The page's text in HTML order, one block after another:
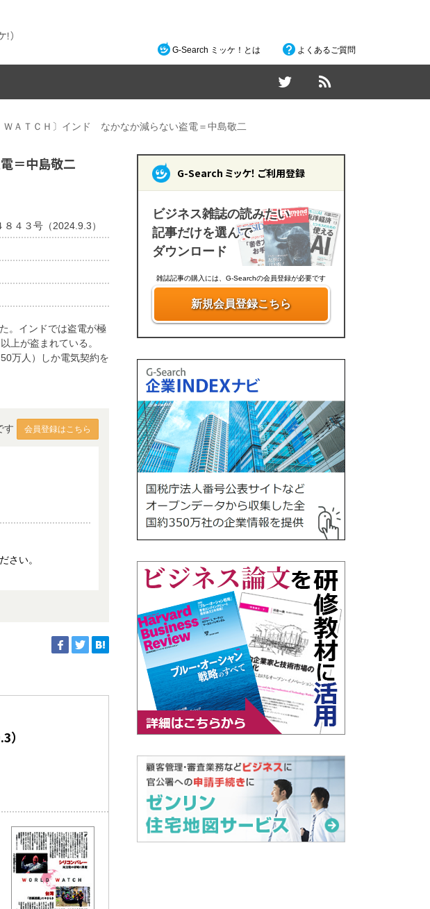
）
G-Search ミッケ！とは よくあるご質問
ＷＡＴＣＨ〕インド なかなか減らない盗電＝中島敬二
電＝中島敬二
４３号（2024.9.3）
。インドでは盗電が極
以上が盗まれている。
万人）しか電気契約を
す 会員登録はこちら
さい。
）
G-Search ミッケ！ ご利用登録
ビジネス雑誌の読みたい
記事だけを選んで
ダウンロード
雑誌記事の購入には、G-Searchの会員登録が必要です
新規会員登録こちら